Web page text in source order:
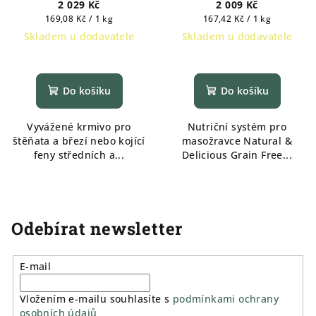
Maxi 12 kg
2 029 Kč
Měrná
cena:
169,08 Kč / 1 kg
Skladem u dodavatele
Do košíku
Vyvážené krmivo pro
štěňata a březí nebo kojící
feny středních a...
kg
2 009 Kč
Měrná
cena:
167,42 Kč / 1 kg
Skladem u dodavatele
Do košíku
Nutriční systém pro
masožravce Natural &
Delicious Grain Free...
Odebírat newsletter
E-mail
Vložením e-mailu souhlasíte s podmínkami ochrany
osobních údajů